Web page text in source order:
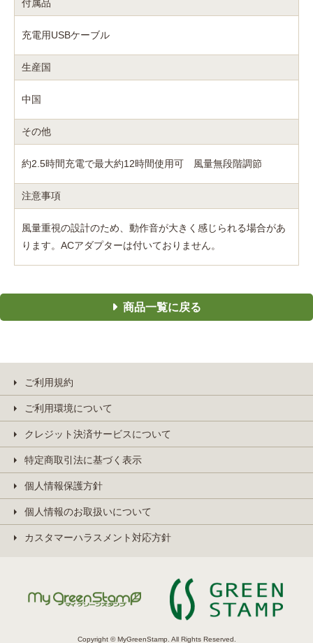
付属品
充電用USBケーブル
生産国
中国
その他
約2.5時間充電で最大約12時間使用可 風量無段階調節
注意事項
風量重視の設計のため、動作音が大きく感じられる場合があ
ります。ACアダプターは付いておりません。
商品一覧に戻る
ご利用規約
ご利用環境について
クレジット決済サービスについて
特定商取引法に基づく表示
個人情報保護方針
個人情報のお取扱いについて
カスタマーハラスメント対応方針
Copyright © MyGreenStamp. All Rights Reserved.